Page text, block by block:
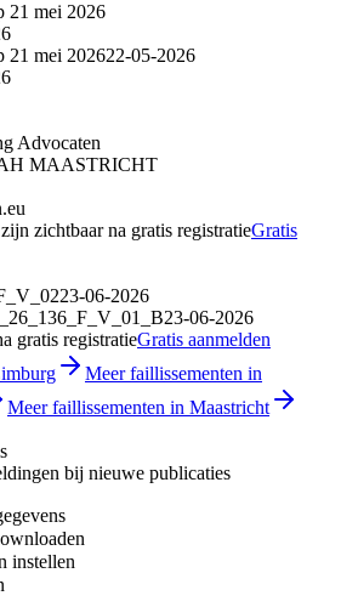
21 mei 2026
21 mei 202622-05-2026
Advocaten
MAASTRICHT
zichtbaar na gratis registratieGratis
23-06-2026
23-06-2026
gratis registratieGratis aanmelden
Meer faillissementen in
Meer faillissementen in Maastricht
bij nieuwe publicaties
instellen